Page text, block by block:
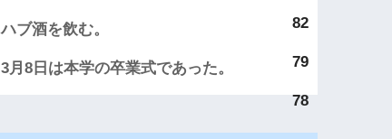
82
ハブ酒を飲む。
79
3月8日は本学の卒業式であった。
78